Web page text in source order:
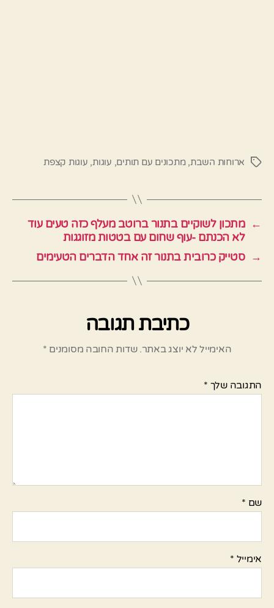
תגיותארוחות השבת,מתכונים עם תותים, עוגות, עוגות קצפת
← מתכון לשוקיים בתנור ברוטב מעלף כזה טעים עוד
לא הכנתם -עוף שחום עם בטטות מזוגגות
→ סטייק כרובית בתנור זה אחד הדברים הטעימים
כתיבת תגובה
האימייל לא יוצג באתר. שדות החובה מסומנים *
התגובה שלך *
שם *
אימייל *